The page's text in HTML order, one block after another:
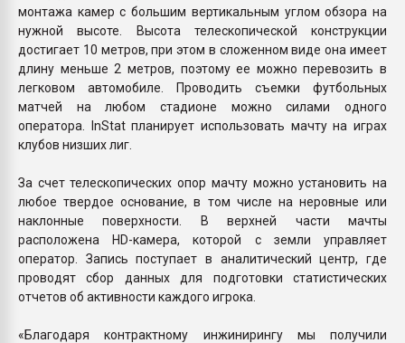
монтажа камер с большим вертикальным углом обзора на
нужной высоте. Высота телескопической конструкции
достигает 10 метров, при этом в сложенном виде она имеет
длину меньше 2 метров, поэтому ее можно перевозить в
легковом автомобиле. Проводить съемки футбольных
матчей на любом стадионе можно силами одного
оператора. InStat планирует использовать мачту на играх
клубов низших лиг.
За счет телескопических опор мачту можно установить на
любое твердое основание, в том числе на неровные или
наклонные поверхности. В верхней части мачты
расположена HD-камера, которой с земли управляет
оператор. Запись поступает в аналитический центр, где
проводят сбор данных для подготовки статистических
отчетов об активности каждого игрока.
«Благодаря контрактному инжинирингу мы получили